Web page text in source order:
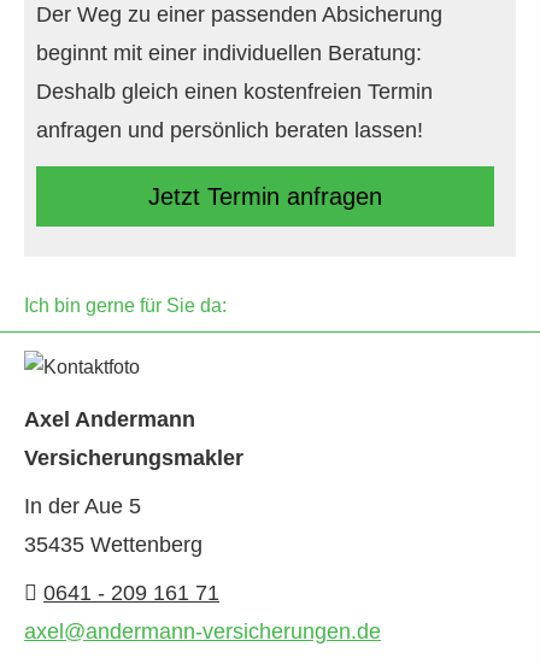
Der Weg zu einer passenden Absicherung
beginnt mit einer individuellen Beratung:
Deshalb gleich einen kostenfreien Termin
anfragen und persönlich beraten lassen!
Jetzt Termin anfragen
Ich bin gerne für Sie da:
Axel Andermann
Ver­sicherungs­makler
In der Aue 5
35435 Wettenberg
0641 - 209 161 71
axel@andermann-versicherungen.de